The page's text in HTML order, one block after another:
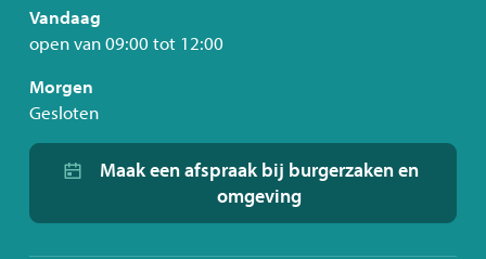
Vandaag
open van09:00 tot 12:00
Morgen
Gesloten
Maak een afspraak bij burgerzaken en
omgeving